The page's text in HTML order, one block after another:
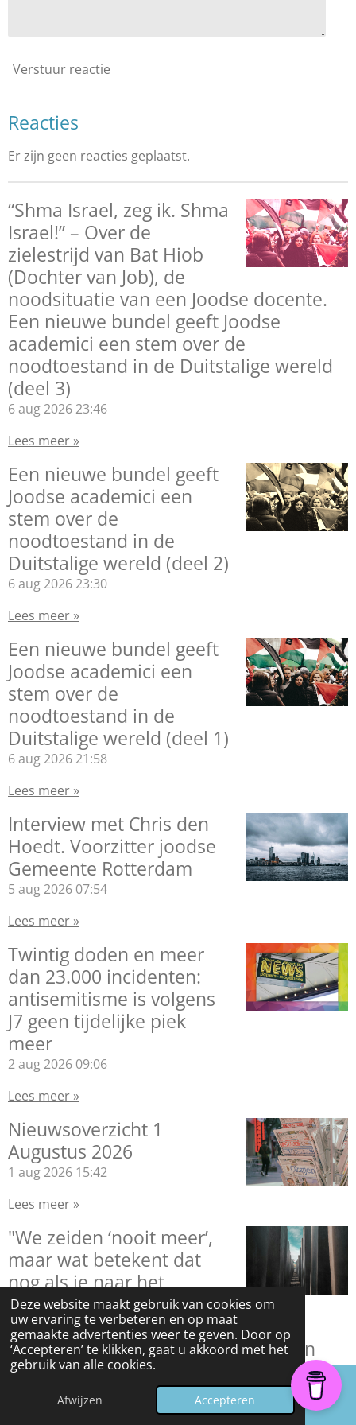
Deze website maakt gebruik van cookies om
uw ervaring te verbeteren en op maat
gemaakte advertenties weer te geven. Door op
‘Accepteren’ te klikken, gaat u akkoord met het
gebruik van alle cookies.
Afwijzen Accepteren
Verstuur reactie
Reacties
Er zijn geen reacties geplaatst.
“Shma Israel, zeg ik. Shma
Israel!” – Over de
zielestrijd van Bat Hiob
(Dochter van Job), de
noodsituatie van een Joodse docente.
Een nieuwe bundel geeft Joodse
academici een stem over de
noodtoestand in de Duitstalige wereld
(deel 3)
6 aug 2026 23:46
Lees meer »
Een nieuwe bundel geeft
Joodse academici een
stem over de
noodtoestand in de
Duitstalige wereld (deel 2)
6 aug 2026 23:30
Lees meer »
Een nieuwe bundel geeft
Joodse academici een
stem over de
noodtoestand in de
Duitstalige wereld (deel 1)
6 aug 2026 21:58
Lees meer »
Interview met Chris den
Hoedt. Voorzitter joodse
Gemeente Rotterdam
5 aug 2026 07:54
Lees meer »
Twintig doden en meer
dan 23.000 incidenten:
antisemitisme is volgens
J7 geen tijdelijke piek
meer
2 aug 2026 09:06
Lees meer »
Nieuwsoverzicht 1
Augustus 2026
1 aug 2026 15:42
Lees meer »
"We zeiden ‘nooit meer’,
maar wat betekent dat
nog als je naar het
Nederland van nu kijkt?
Daarom: verzet tegen vergetelheid.
Deze mensen mogen nóóit vergeten
worden." Interview met genealoog en
social media onderzoeker Kristel